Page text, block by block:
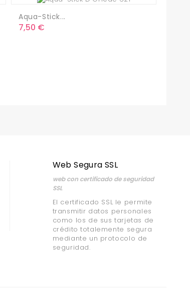
Aqua-Stick...
Precio
7,50 €
Web Segura SSL
web con certificado de seguridad
SSL
El certificado SSL le permite
transmitir datos personales
como los de sus tarjetas de
crédito totalemente segura
mediante un protocolo de
seguridad.